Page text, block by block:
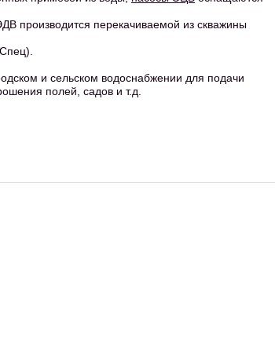
производится перекачиваемой из скважины
и сельском водоснабжении для подачи
полей, садов и т.д.